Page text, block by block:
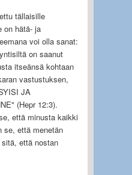
tällaisille
on hätä- ja
voi olla sanat:
on saanut
itseänsä kohtaan
vastustuksen,
JA
(Hepr 12:3).
että minusta kaikki
se, että menetän
että nostan